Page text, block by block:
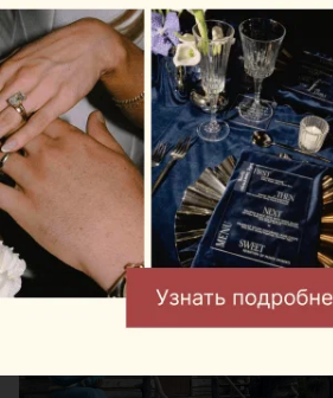
Усадьба
сказочный парк
баня и купель уже
отдых